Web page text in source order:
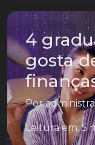
4
gosta
Por
Leitura em: 5